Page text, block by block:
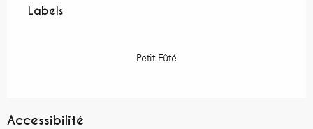
Labels
Labels
Petit Fûté
Accessibilité